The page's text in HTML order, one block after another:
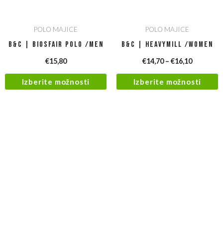
POLO MAJICE
B&C | Biosfair Polo /men
€15,80
Izberite možnosti
POLO MAJICE
B&C | Heavymill /women
€14,70– €16,10
Izberite možnosti